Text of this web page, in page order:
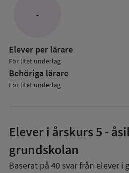
-
Elever per lärare
För litet underlag
Behöriga lärare
För litet underlag
Elever i årskurs 5 -
grundskolan
Baserat på 40 svar från elever i